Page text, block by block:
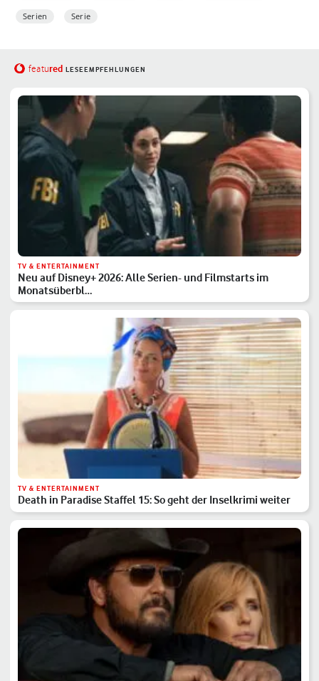
Serien Serie
featured LESEEMPFEHLUNGEN
TV & ENTERTAINMENT
Neu auf Disney+ 2026: Alle Serien- und Filmstarts im
Monatsüberbl…
TV & ENTERTAINMENT
Death in Paradise Staffel 15: So geht der Inselkrimi weiter